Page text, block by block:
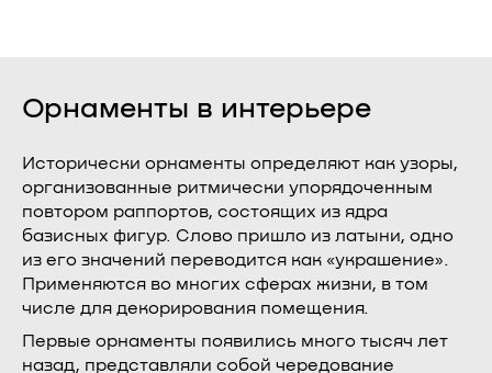
Орнаменты в интерьере
Исторически орнаменты определяют как узоры,
организованные ритмически упорядоченным
повтором раппортов, состоящих из ядра
базисных фигур. Слово пришло из латыни, одно
из его значений переводится как «украшение».
Применяются во многих сферах жизни, в том
числе для декорирования помещения.
Первые орнаменты появились много тысяч лет
назад, представляли собой чередование